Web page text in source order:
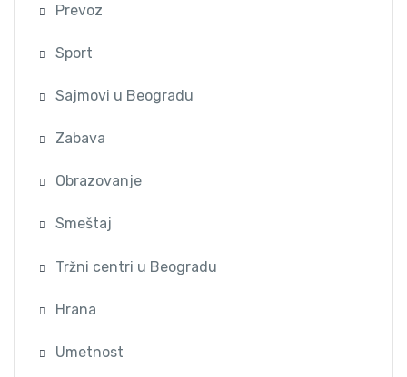
Prevoz
Sport
Sajmovi u Beogradu
Zabava
Obrazovanje
Smeštaj
Tržni centri u Beogradu
Hrana
Umetnost